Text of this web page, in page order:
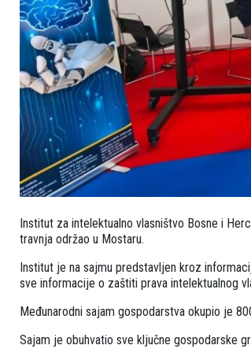
Institut za intelektualno vlasništvo Bosne i
travnja održao u Mostaru.
Institut je na sajmu predstavljen kroz
sve informacije o zaštiti prava intelektualnog
Međunarodni sajam gospodarstva okupio je
Sajam je obuhvatio sve ključne gospodarske